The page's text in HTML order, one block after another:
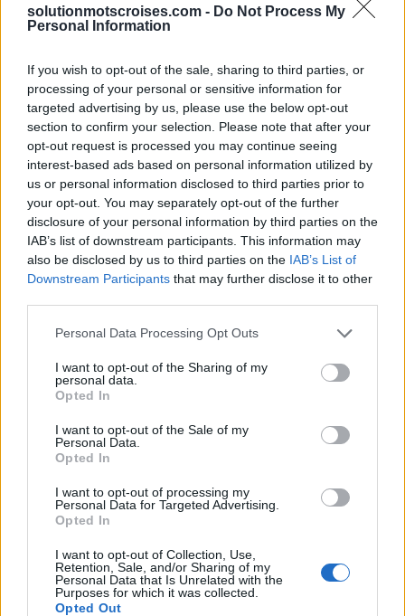
solutionmotscroises.com - Do Not Process My
Personal Information
If you wish to opt-out of the sale, sharing to third parties, or
processing of your personal or sensitive information for
targeted advertising by us, please use the below opt-out
section to confirm your selection. Please note that after your
opt-out request is processed you may continue seeing
interest-based ads based on personal information utilized by
us or personal information disclosed to third parties prior to
your opt-out. You may separately opt-out of the further
disclosure of your personal information by third parties on the
IAB’s list of downstream participants. This information may
also be disclosed by us to third parties on the IAB’s List of
Downstream Participants that may further disclose it to other
Personal Data Processing Opt Outs
I want to opt-out of the Sharing of my
personal data.
Opted In
I want to opt-out of the Sale of my
Personal Data.
Opted In
I want to opt-out of processing my
Personal Data for Targeted Advertising.
Opted In
I want to opt-out of Collection, Use,
Retention, Sale, and/or Sharing of my
Personal Data that Is Unrelated with the
Purposes for which it was collected.
Opted Out
Recherche par lettres. Entrez
toutes les lettres du puzzle:
Chercher
Sélectionnez votre puzzle:
Puzzle introuvable.